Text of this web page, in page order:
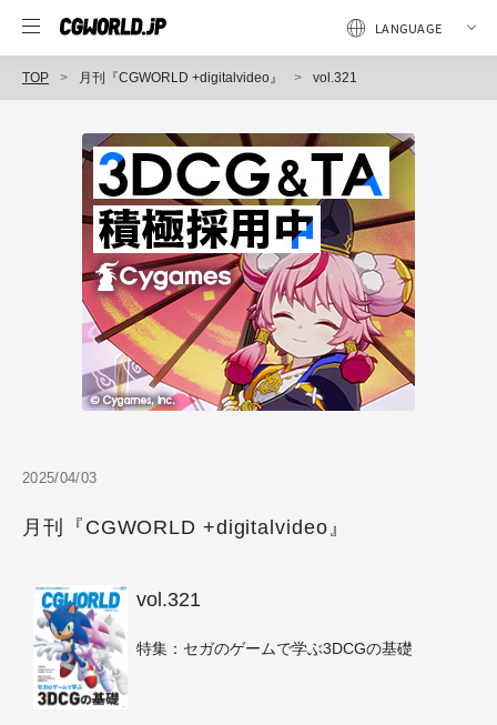
TOP 月刊『CGWORLD +digitalvideo』 vol.321
2025/04/03
月刊『CGWORLD +digitalvideo』
vol.321
特集：セガのゲームで学ぶ3DCGの基礎